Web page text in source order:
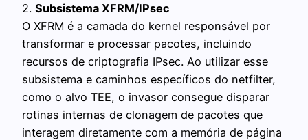
2. Subsistema XFRM/IPsec
O XFRM é a camada do kernel responsável por
transformar e processar pacotes, incluindo
recursos de criptografia IPsec. Ao utilizar esse
subsistema e caminhos específicos do netfilter,
como o alvo TEE, o invasor consegue disparar
rotinas internas de clonagem de pacotes que
interagem diretamente com a memória de página